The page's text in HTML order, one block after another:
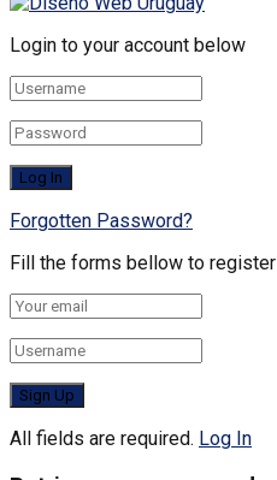
Login to your account below
Forgotten Password?
Fill the forms bellow to register
All fields are required. Log In